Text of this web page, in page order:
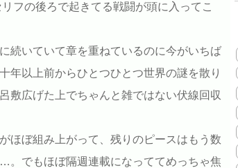
フの後ろで起きてる戦闘が頭に入ってこ
続いていて章を重ねているのに今がいちば
年以上前からひとつひとつ世界の謎を散り
敷広げた上でちゃんと雑ではない伏線回収
ほぼ組み上がって、残りのピースはもう数
。でもほぼ隔週連載になっててめっちゃ焦